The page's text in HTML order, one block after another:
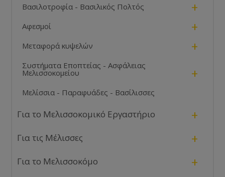
Βασιλοτροφία - Βασιλικός Πολτός +
Αφεσμοί +
Μεταφορά κυψελών +
Συστήματα Εποπτείας - Ασφάλειας
Μελισσοκομείου +
Μελίσσια - Παραφυάδες - Βασίλισσες
Για το Μελισσοκομικό Εργαστήριο +
Για τις Μέλισσες +
Για το Μελισσοκόμο +